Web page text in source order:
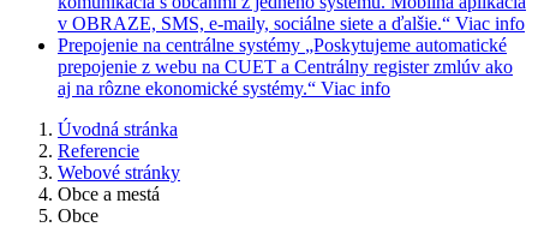
v OBRAZE, SMS, e-maily, sociálne siete a ďalšie.“ Viac info
Prepojenie na centrálne systémy „Poskytujeme automatické
prepojenie z webu na CUET a Centrálny register zmlúv ako
aj na rôzne ekonomické systémy.“ Viac info
Úvodná stránka
Referencie
Webové stránky
Obce a mestá
Obce